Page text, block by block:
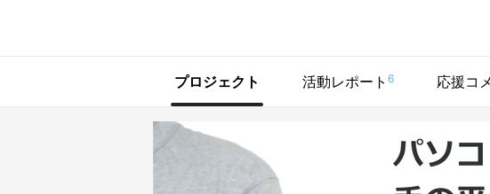
プロジェクト 活動レポート 6 応援コ